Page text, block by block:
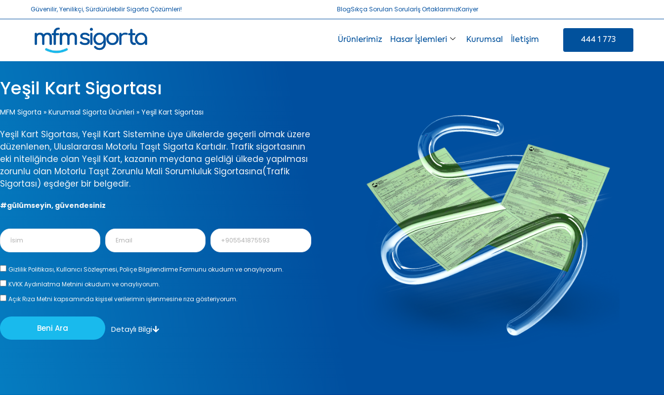
Güvenilir, Yenilikçi, Sürdürülebilir Sigorta Çözümleri! BlogSıkça Sorulan Sorularİş OrtaklarımızKariyer
Ürünlerimiz Hasar İşlemleri Kurumsal İletişim 444 1 773
Yeşil Kart Sigortası
MFM Sigorta » Kurumsal Sigorta Ürünleri » Yeşil Kart Sigortası
Yeşil Kart Sigortası, Yeşil Kart Sistemine üye ülkelerde geçerli olmak üzere
düzenlenen, Uluslararası Motorlu Taşıt Sigorta Kartıdır. Trafik sigortasının
eki niteliğinde olan Yeşil Kart, kazanın meydana geldiği ülkede yapılması
zorunlu olan Motorlu Taşıt Zorunlu Mali Sorumluluk Sigortasına(Trafik
Sigortası) eşdeğer bir belgedir.
#gülümseyin, güvendesiniz
Gizlilik Politikası, Kullanıcı Sözleşmesi, Poliçe Bilgilendirme Formunu okudum ve onaylıyorum.
KVKK Aydınlatma Metnini okudum ve onaylıyorum.
Açık Rıza Metni kapsamında kişisel verilerimin işlenmesine rıza gösteriyorum.
Beni Ara Detaylı Bilgi